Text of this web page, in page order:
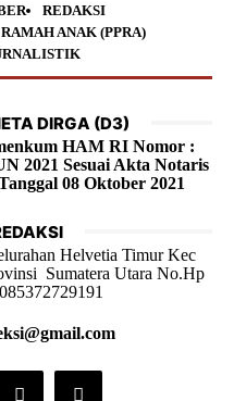
REDAKSI
ANAK (PPRA)
DIRGA (D3)
HAM RI Nomor :
2021 Sesuai Akta Notaris
08 Oktober 2021
Helvetia Timur Kec
Sumatera Utara No.Hp